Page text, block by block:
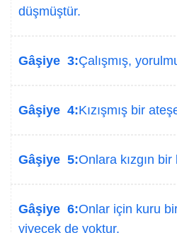
düşmüştür.
Gâşiye 3:Çalışmış,
Gâşiye 4:Kızışmış bir
Gâşiye 5:Onlara kızgın
Gâşiye 6:Onlar için kuru
yiyecek de yoktur.